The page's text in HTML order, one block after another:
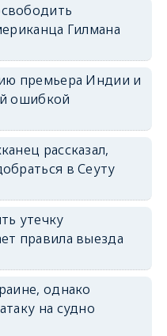
Гилмана
премьера Индии и
ошибкой
рассказал,
в Сеуту
утечку
правила выезда
однако
на судно